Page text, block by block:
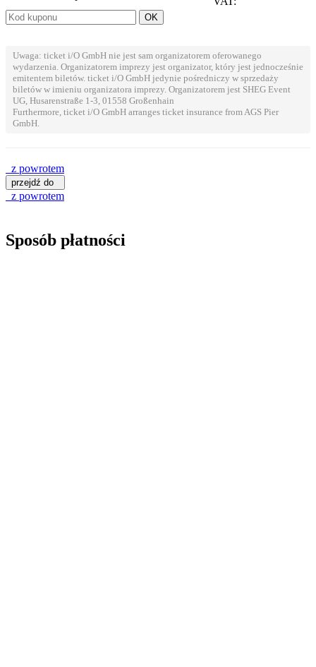
Uwaga: ticket i/O GmbH nie jest sam organizatorem oferowanego
wydarzenia. Organizatorem imprezy jest organizator, który jest jednocześnie
emitentem biletów. ticket i/O GmbH jedynie pośredniczy w sprzedaży
biletów w imieniu organizatora imprezy. Organizatorem jest SHEG Event
UG, Husarenstraße 1-3, 01558 Großenhain
Furthermore, ticket i/O GmbH arranges ticket insurance from AGS Pier
GmbH.
z powrotem
przejdź do
z powrotem
Sposób płatności